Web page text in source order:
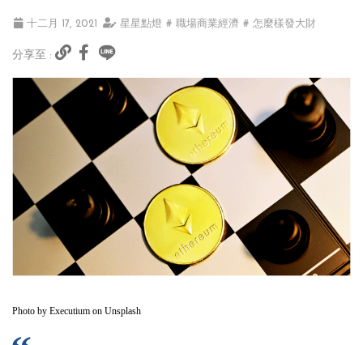
影片專區
關於我們
十二月 17, 2021 星星點燈 # 職場商業經濟 # 怎麼樣發大財
分享至 :
Photo by Executium on Unsplash